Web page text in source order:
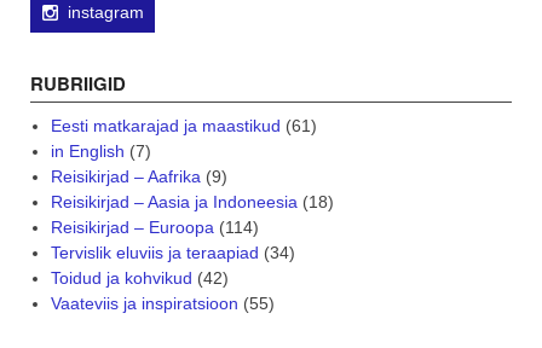
instagram
RUBRIIGID
Eesti matkarajad ja maastikud (61)
in English (7)
Reisikirjad – Aafrika (9)
Reisikirjad – Aasia ja Indoneesia (18)
Reisikirjad – Euroopa (114)
Tervislik eluviis ja teraapiad (34)
Toidud ja kohvikud (42)
Vaateviis ja inspiratsioon (55)